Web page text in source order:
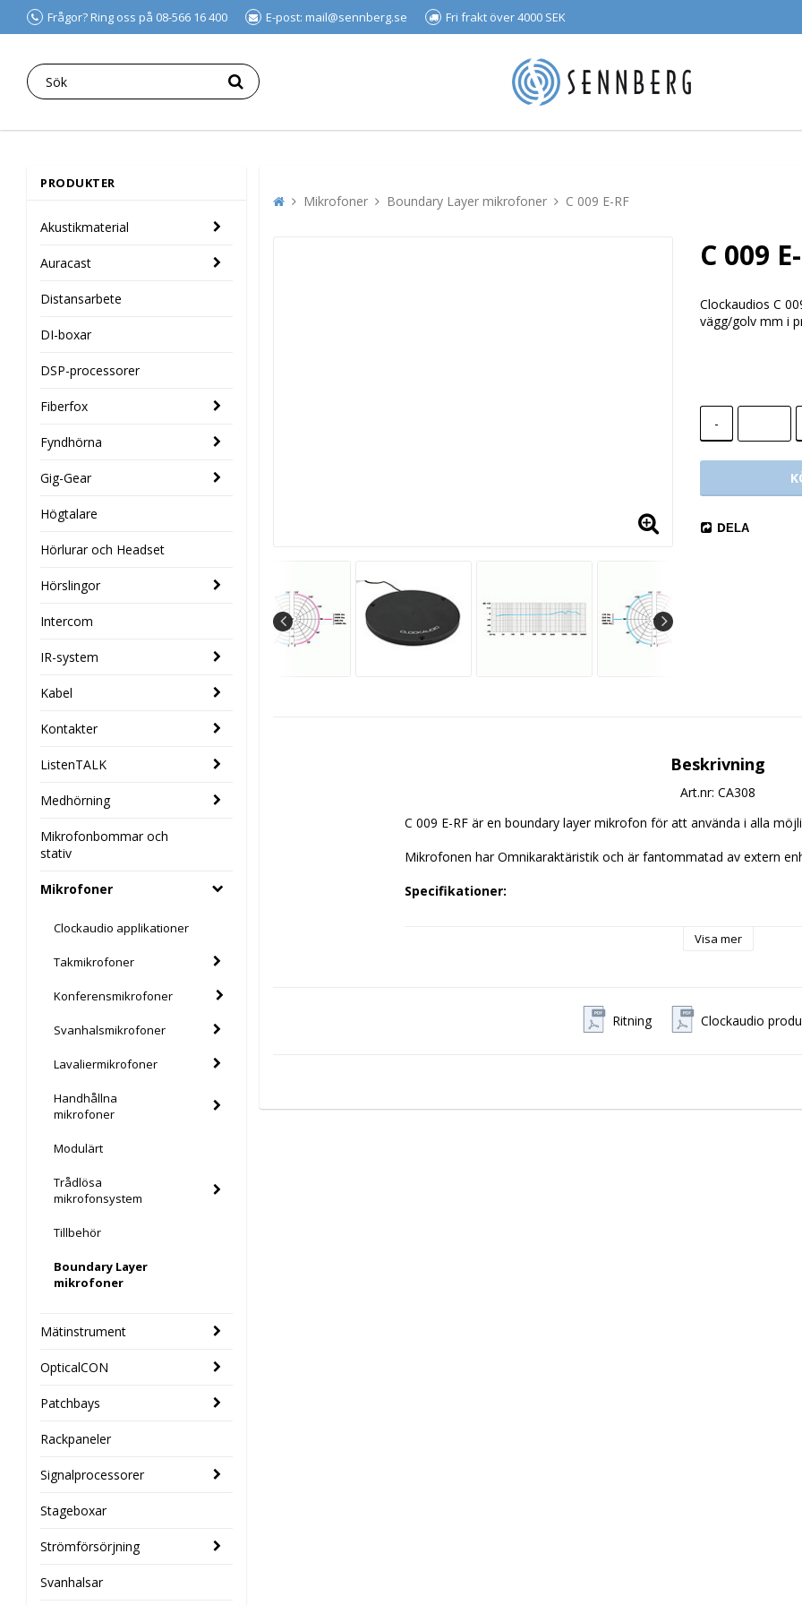
Frågor? Ring oss på 08-566 16 400 E-post: mail@sennberg.se Fri frakt över 4000 SEK
PRODUKTER
Akustikmaterial
Auracast
Distansarbete
DI-boxar
DSP-processorer
Fiberfox
Fyndhörna
Gig-Gear
Högtalare
Hörlurar och Headset
Hörslingor
Intercom
IR-system
Kabel
Kontakter
ListenTALK
Medhörning
Mikrofonbommar och
stativ
Mikrofoner
Clockaudio applikationer
Takmikrofoner
Konferensmikrofoner
Svanhalsmikrofoner
Lavaliermikrofoner
Handhållna
mikrofoner
Modulärt
Trådlösa
mikrofonsystem
Tillbehör
Boundary Layer
mikrofoner
Mätinstrument
OpticalCON
Patchbays
Rackpaneler
Signalprocessorer
Stageboxar
Strömförsörjning
Svanhalsar
Mikrofoner Boundary Layer mikrofoner C 009 E-RF
C 009
Clockaudios C
vägg/golv mm i
-
DELA
Beskrivning
Art.nr: CA308
C 009 E-RF är en boundary layer mikrofon för att använda i alla
Mikrofonen har Omnikaraktäristik och är fantommatad av extern
Specifikationer:
Frekvensrespons: 30Hz - 20KHz.
Visa mer
Ritning Clockaudio